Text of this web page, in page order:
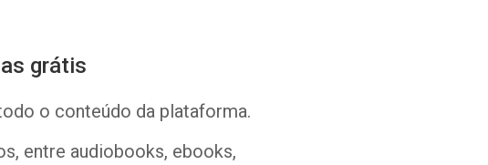
grátis
o conteúdo da plataforma.
entre audiobooks, ebooks,